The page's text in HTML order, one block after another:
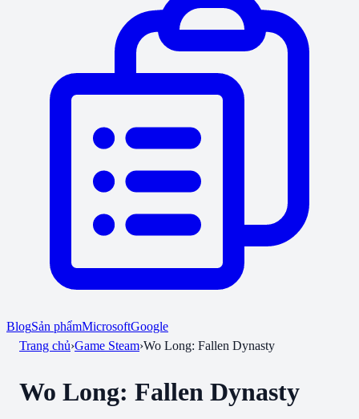
BlogSản phẩmMicrosoftGoogle
Trang chủ›Game Steam›Wo Long: Fallen Dynasty
Wo Long: Fallen Dynasty